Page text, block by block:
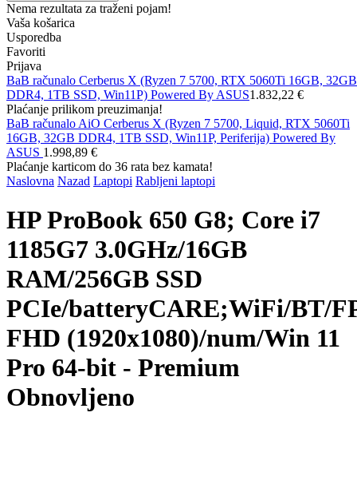
Nema rezultata za traženi pojam!
Vaša košarica
Usporedba
Favoriti
Prijava
BaB računalo Cerberus X (Ryzen 7 5700, RTX 5060Ti 16GB, 32GB
DDR4, 1TB SSD, Win11P) Powered By ASUS1.832,22 €
Plaćanje prilikom preuzimanja!
BaB računalo AiO Cerberus X (Ryzen 7 5700, Liquid, RTX 5060Ti
16GB, 32GB DDR4, 1TB SSD, Win11P, Periferija) Powered By
ASUS 1.998,89 €
Plaćanje karticom do 36 rata bez kamata!
Naslovna Nazad Laptopi Rabljeni laptopi
HP ProBook 650 G8; Core i7
1185G7 3.0GHz/16GB
RAM/256GB SSD
PCIe/batteryCARE;WiFi/BT/
FHD (1920x1080)/num/Win 11
Pro 64-bit - Premium
Obnovljeno